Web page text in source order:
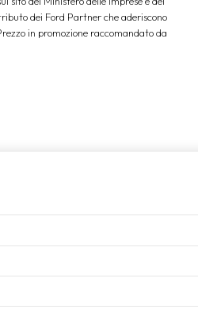
dei Ford Partner che aderiscono
in promozione raccomandato da